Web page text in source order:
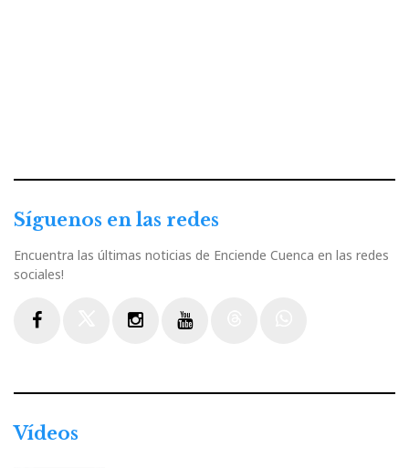
Síguenos en las redes
Encuentra las últimas noticias de Enciende Cuenca en las redes
sociales!
Vídeos